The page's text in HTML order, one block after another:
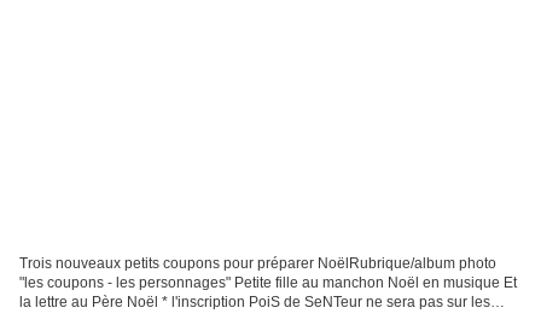
Trois nouveaux petits coupons pour préparer NoëlRubrique/album photo
"les coupons - les personnages" Petite fille au manchon Noël en musique Et
la lettre au Père Noël * l'inscription PoiS de SeNTeur ne sera pas sur les